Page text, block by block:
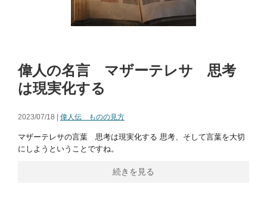
偉人の名言 マザーテレサ 思考
は現実化する
2023/07/18 | 偉人伝 ものの見方
マザーテレサの言葉 思考は現実化する 思考、そして言葉を大切
にしようということですね。
続きを見る